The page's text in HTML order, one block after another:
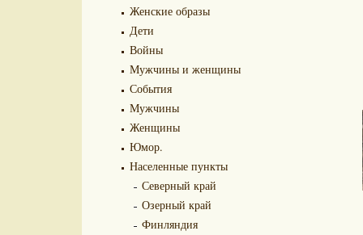
Женские образы
Дети
Войны
Мужчины и женщины
События
Мужчины
Женщины
Юмор.
Населенные пункты
Северный край
Озерный край
Финляндия